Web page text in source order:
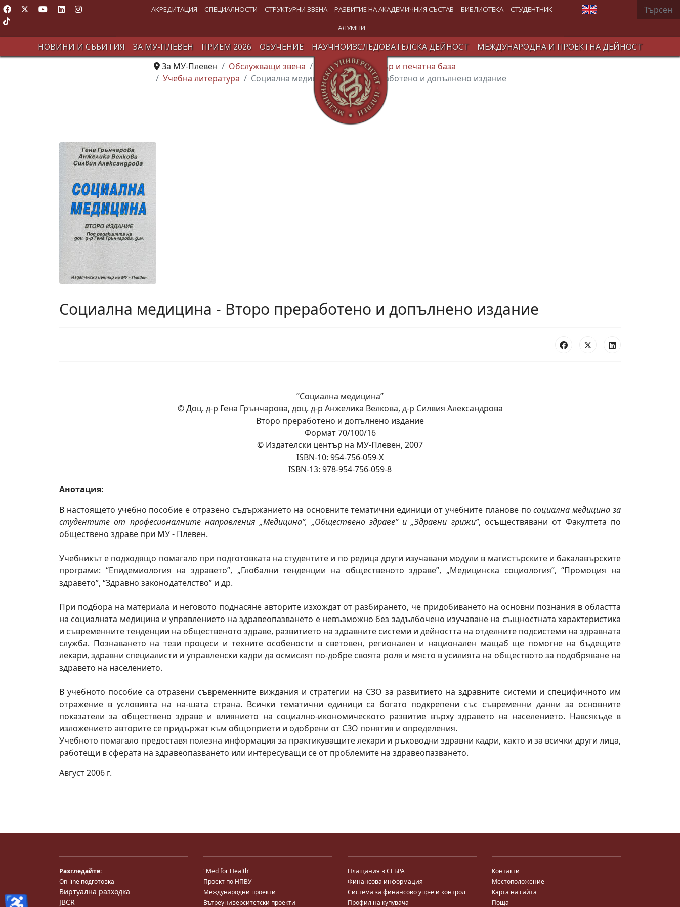
АКРЕДИТАЦИЯ СПЕЦИАЛНОСТИ СТРУКТУРНИ ЗВЕНА РАЗВИТИЕ НА АКАДЕМИЧНИЯ СЪСТАВ БИБЛИОТЕКА СТУДЕНТНИК
АЛУМНИ
Изберете език Търсене
НОВИНИ И СЪБИТИЯ ЗА МУ-ПЛЕВЕН ПРИЕМ 2026 ОБУЧЕНИЕ НАУЧНОИЗСЛЕДОВАТЕЛСКА ДЕЙНОСТ
МЕЖДУНАРОДНА И ПРОЕКТНА ДЕЙНОСТ
За МУ-Плевен
Обслужващи звена
Издателски център и печатна база
Учебна литература
Социална медицина - Второ преработено и допълнено издание
Социална медицина - Второ преработено и допълнено издание
”Социална медицина”
© Доц. д-р Гена Грънчарова, доц. д-р Анжелика Велкова, д-р Силвия Александрова
Второ преработено и допълнено издание
Формат 70/100/16
© Издателски център на МУ-Плевен, 2007
ISBN-10: 954-756-059-Х
ISBN-13: 978-954-756-059-8
Анотация:
В настоящето учебно пособие е отразено съдържанието на основните тематични единици от учебните планове посоциална медицина за
студентите от професионалните направления „Медицина”, „Обществено здраве” и „Здравни грижи”, осъществявани от Факултета по
обществено здраве при МУ - Плевен.
Учебникът е подходящо помагало при подготовката на студентите и по редица други изучавани модули в магистърските и бакалавърските
програми: “Епидемиология на здравето”, „Глобални тенденции на общественото здраве”, „Медицинска социология”, “Промоция на
здравето”, “Здравно законодателство” и др.
При подбора на материала и неговото поднасяне авторите изхождат от разбирането, че придобиването на основни познания в областта
на социалната медицина и управлението на здравеопазването е невъзможно без задълбочено изучаване на същностната характеристика
и съвременните тенденции на общественото здраве, развитието на здравните системи и дейността на отделните подсистеми на здравната
служба. Познаването на тези процеси и техните особености в световен, регионален и национален мащаб ще помогне на бъдещите
лекари, здравни специалисти и управленски кадри да осмислят по-добре своята роля и място в усилията на обществото за подобряване на
здравето на населението.
В учебното пособие са отразени съвременните виждания и стратегии на СЗО за развитието на здравните системи и специфичното им
отражение в условията на на-шата страна. Всички тематични единици са богато подкрепени със съвременни данни за основните
показатели за обществено здраве и влиянието на социално-икономическото развитие върху здравето на населението. Навсякъде в
изложението авторите се придържат към общоприети и одобрени от СЗО понятия и определения.
Учебното помагало предоставя полезна информация за практикуващите лекари и ръководни здравни кадри, както и за всички други лица,
работещи в сферата на здравеопазването или интересуващи се от проблемите на здравеопазването.
Aвгуст 2006 г.
Разгледайте:
On-line подготовка
Виртуална разходка
JBCR
"Med for Health"
Проект по НПВУ
Международни проекти
Вътреуниверситетски проекти
Плащания в СЕБРА
Финансова информация
Система за финансово упр-е и контрол
Профил на купувача
Контакти
Местоположение
Карта на сайта
Поща